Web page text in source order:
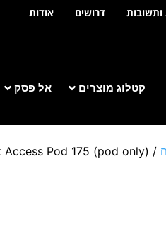
דרושים
אודות
קטלוג מוצרים אל פסק
/
Access Pod 175 (pod only)